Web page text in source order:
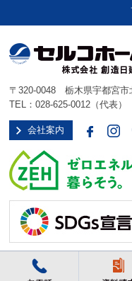
〒320-0048 栃木県宇都宮市
TEL：028-625-0012 （代表
会社案内